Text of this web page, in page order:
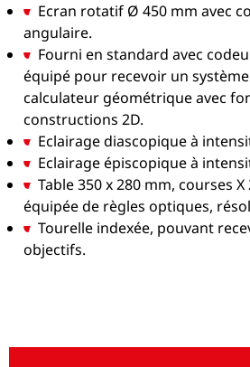
Ecran rotatif Ø 450 mm avec
angulaire.
Fourni en standard avec
équipé pour recevoir un
calculateur géométrique avec
constructions 2D.
Eclairage diascopique à
Eclairage épiscopique à
Table 350 x 280 mm, courses
équipée de règles optiques,
Tourelle indexée, pouvant
objectifs.